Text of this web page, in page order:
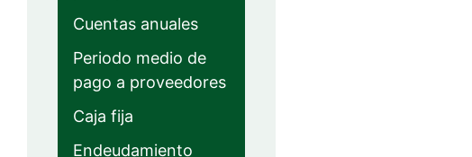
Cuentas anuales
Periodo medio de
pago a proveedores
Caja fija
Endeudamiento